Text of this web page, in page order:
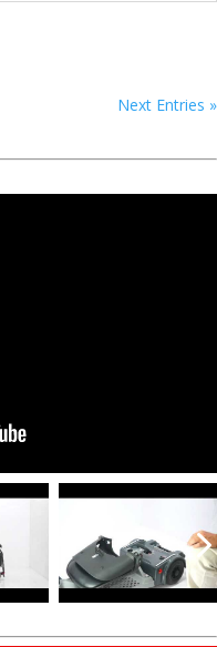
Next Entries »